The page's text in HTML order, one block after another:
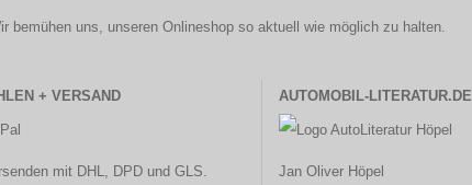
bemühen uns, unseren Onlineshop so aktuell wie möglich zu halten.
+ VERSAND
mit DHL, DPD und GLS.
AUTOMOBIL-LITERATUR.DE
Jan Oliver Höpel